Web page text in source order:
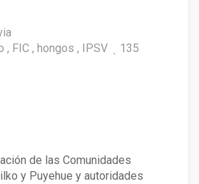
FIC hongos IPSV
135
de las Comunidades
y Puyehue y autoridades